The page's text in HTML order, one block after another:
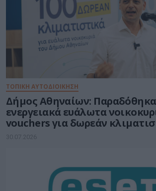
ΤΟΠΙΚΉ ΑΥΤΟΔΙΟΊΚΗΣΗ
Δήμος Αθηναίων:
ενεργειακά ευάλωτα
vouchers για δωρεάν
30.07.2026